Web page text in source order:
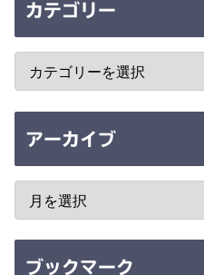
カテゴリー
アーカイブ
ブックマーク